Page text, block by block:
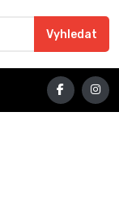
Vyhledat